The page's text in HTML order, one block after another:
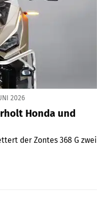
2026
Honda und
der Zontes 368 G zwei